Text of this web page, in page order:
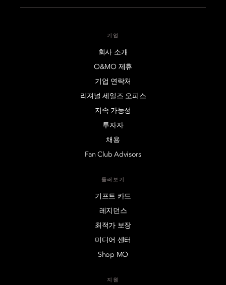
기업
회사 소개
O&MO 제휴
기업 연락처
리져널 세일즈 오피스
지속 가능성
투자자
채용
Fan Club Advisors
둘러보기
기프트 카드
레지던스
최적가 보장
미디어 센터
Shop MO
지원